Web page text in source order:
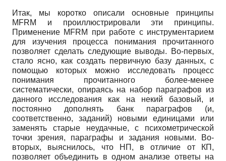
Итак, мы коротко описали основные принципы
MFRM и проиллюстрировали эти принципы.
Применение MFRM при работе с инструментарием
для изучения процесса понимания прочитанного
позволяет сделать следующие выводы. Во-первых,
стало ясно, как создать первичную базу данных, с
помощью которых можно исследовать процесс
понимания прочитанного более-менее
систематически, опираясь на набор параграфов из
данного исследования как на некий базовый, и
постоянно дополнять банк параграфов (и,
соответственно, заданий) новыми единицами или
заменять старые неудачные, с психометрической
точки зрения, параграфы и задания новыми. Во-
вторых, выяснилось, что НП, в отличие от КП,
позволяет объединить в одном анализе ответы на